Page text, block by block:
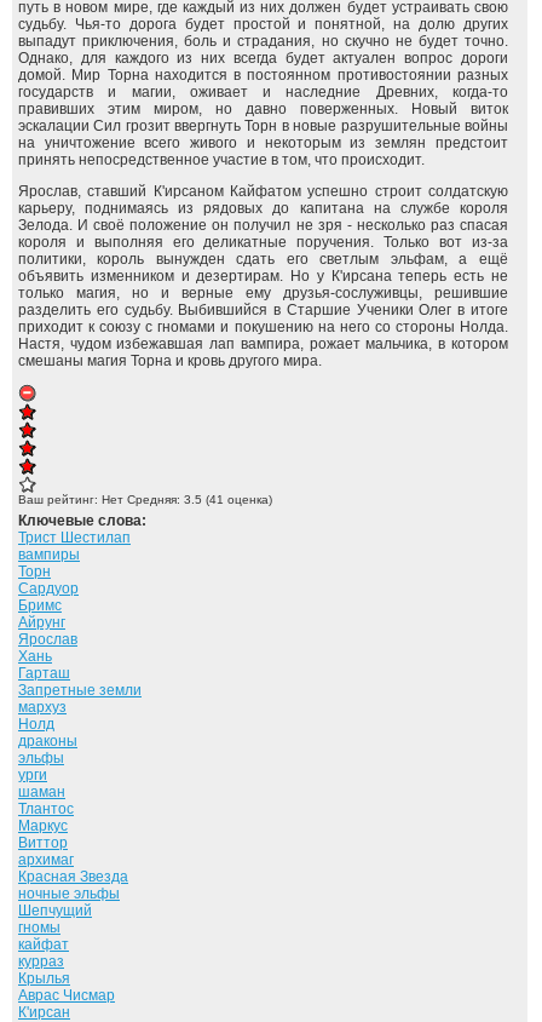
путь в новом мире, где каждый из них должен будет устраивать свою
судьбу. Чья-то дорога будет простой и понятной, на долю других
выпадут приключения, боль и страдания, но скучно не будет точно.
Однако, для каждого из них всегда будет актуален вопрос дороги
домой. Мир Торна находится в постоянном противостоянии разных
государств и магии, оживает и наследние Древних, когда-то
правивших этим миром, но давно поверженных. Новый виток
эскалации Сил грозит ввергнуть Торн в новые разрушительные войны
на уничтожение всего живого и некоторым из землян предстоит
принять непосредственное участие в том, что происходит.
Ярослав, ставший К'ирсаном Кайфатом успешно строит солдатскую
карьеру, поднимаясь из рядовых до капитана на службе короля
Зелода. И своё положение он получил не зря - несколько раз спасая
короля и выполняя его деликатные поручения. Только вот из-за
политики, король вынужден сдать его светлым эльфам, а ещё
объявить изменником и дезертирам. Но у К'ирсана теперь есть не
только магия, но и верные ему друзья-сослуживцы, решившие
разделить его судьбу. Выбившийся в Старшие Ученики Олег в итоге
приходит к союзу с гномами и покушению на него со стороны Нолда.
Настя, чудом избежавшая лап вампира, рожает мальчика, в котором
смешаны магия Торна и кровь другого мира.
Ваш рейтинг: Нет Средняя: 3.5 (41 оценка)
Ключевые слова:
Трист Шестилап
вампиры
Торн
Сардуор
Бримс
Айрунг
Ярослав
Хань
Гарташ
Запретные земли
мархуз
Нолд
драконы
эльфы
урги
шаман
Тлантос
Маркус
Виттор
архимаг
Красная Звезда
ночные эльфы
Шепчущий
гномы
кайфат
курраз
Крылья
Аврас Чисмар
К'ирсан